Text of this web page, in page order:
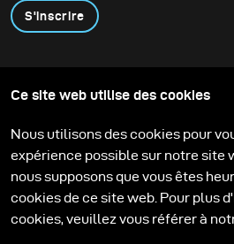
S'inscrire
Contactez-nous
Support
Carrière
Media Center
Ce site web utilise des cookies
Nous utilisons des cookies pour
expérience possible sur notre site
nous supposons que vous êtes
cookies de ce site web. Pour plus
cookies, veuillez vous référer à